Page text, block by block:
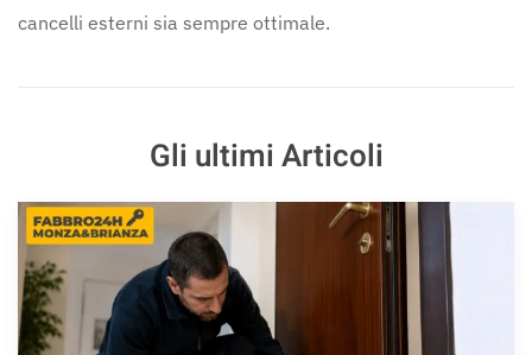
cancelli esterni sia sempre ottimale.
Gli ultimi Articoli